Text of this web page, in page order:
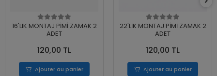
16'LIK MONTAJ PİMİ ZAMAK 2
ADET
120,00 TL
Ajouter au panier
22'LİK MONTAJ PİMİ ZAMAK 2
ADET
120,00 TL
Ajouter au panier